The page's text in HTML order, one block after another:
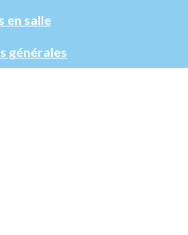
en salle
générales